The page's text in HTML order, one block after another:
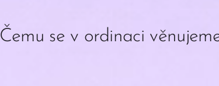
Čemu se v ordinaci